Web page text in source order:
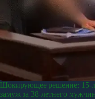
Шокирующее решение: 15-
замуж за 38-летнего